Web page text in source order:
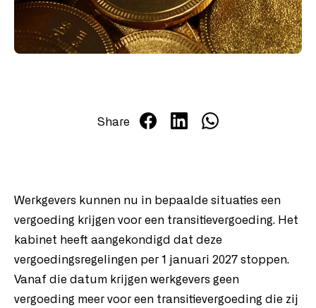
Share
Werkgevers kunnen nu in bepaalde situaties een
vergoeding krijgen voor een transitievergoeding. Het
kabinet heeft aangekondigd dat deze
vergoedingsregelingen per 1 januari 2027 stoppen.
Vanaf die datum krijgen werkgevers geen
vergoeding meer voor een transitievergoeding die zij